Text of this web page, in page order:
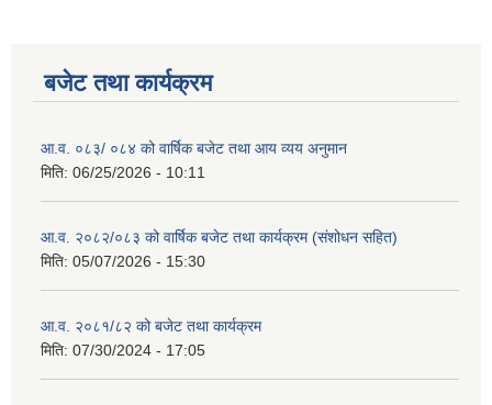
बजेट तथा कार्यक्रम
आ.व. ०८३/ ०८४ को वार्षिक बजेट तथा आय व्यय अनुमान
मिति: 06/25/2026 - 10:11
आ.व. २०८२/०८३ को वार्षिक बजेट तथा कार्यक्रम (संशोधन सहित)
मिति: 05/07/2026 - 15:30
आ.व. २०८१/८२ को बजेट तथा कार्यक्रम
मिति: 07/30/2024 - 17:05